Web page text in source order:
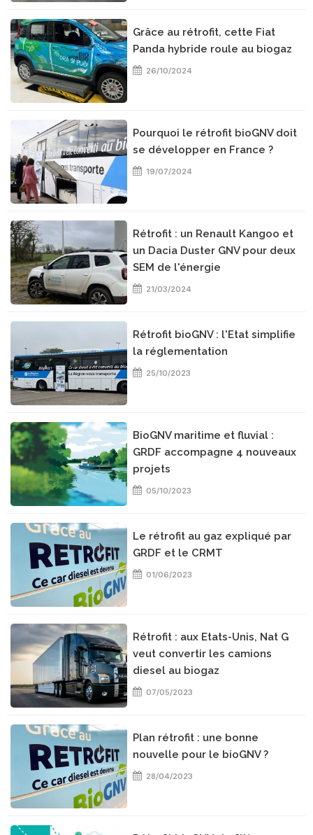
Grâce au rétrofit, cette Fiat
Panda hybride roule au biogaz
26/10/2024
Pourquoi le rétrofit bioGNV doit
se développer en France ?
19/07/2024
Rétrofit : un Renault Kangoo et
un Dacia Duster GNV pour deux
SEM de l'énergie
21/03/2024
Rétrofit bioGNV : l'Etat simplifie
la réglementation
25/10/2023
BioGNV maritime et fluvial :
GRDF accompagne 4 nouveaux
projets
05/10/2023
Le rétrofit au gaz expliqué par
GRDF et le CRMT
01/06/2023
Rétrofit : aux Etats-Unis, Nat G
veut convertir les camions
diesel au biogaz
07/05/2023
Plan rétrofit : une bonne
nouvelle pour le bioGNV ?
28/04/2023